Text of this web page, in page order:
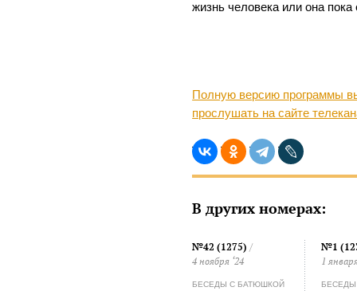
жизнь человека или она
Полную версию программы
прослушать на сайте
В других номерах:
№42 (1275) /
4 ноября ‘24
БЕСЕДЫ С БАТЮШКОЙ
№1
1
БЕСЕДЫ